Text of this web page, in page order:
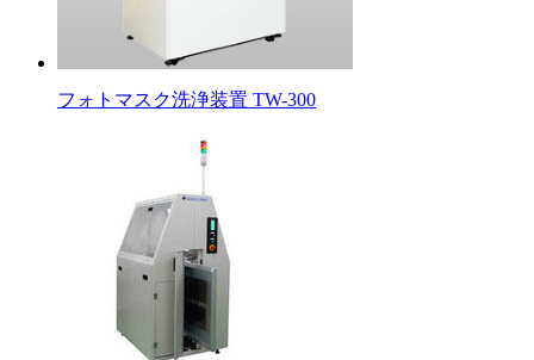
フォトマスク洗浄装置 TW-300